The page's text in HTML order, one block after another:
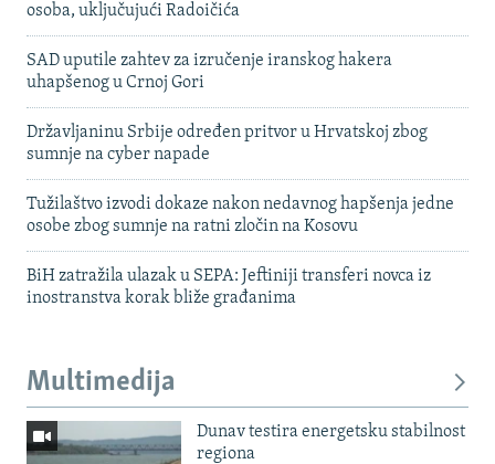
osoba, uključujući Radoičića
SAD uputile zahtev za izručenje iranskog hakera
uhapšenog u Crnoj Gori
Državljaninu Srbije određen pritvor u Hrvatskoj zbog
sumnje na cyber napade
Tužilaštvo izvodi dokaze nakon nedavnog hapšenja jedne
osobe zbog sumnje na ratni zločin na Kosovu
BiH zatražila ulazak u SEPA: Jeftiniji transferi novca iz
inostranstva korak bliže građanima
Multimedija
Dunav testira energetsku stabilnost
regiona